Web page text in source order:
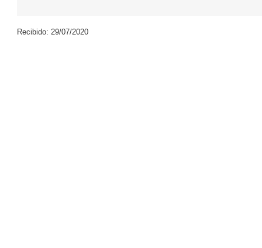
Recibido: 29/07/2020